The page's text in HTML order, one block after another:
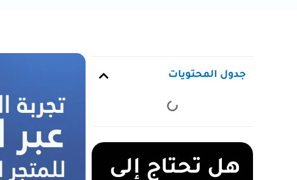
جدول المحتويات
هل تحتاج إلى